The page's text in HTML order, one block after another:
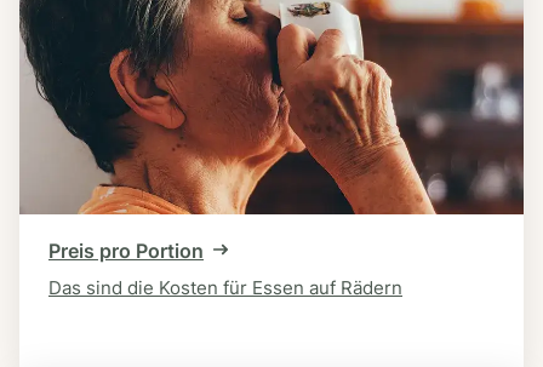
Preis pro Portion
Das sind die Kosten für Essen auf Rädern